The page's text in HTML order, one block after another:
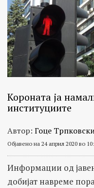
Короната ја
институциите
Автор: Гоце
Објавено на 24 април 2020 во
Информации од
добијат навреме